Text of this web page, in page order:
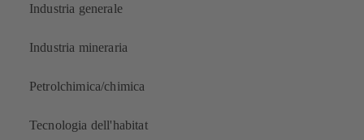
Industria generale
Industria mineraria
Petrolchimica/chimica
Tecnologia dell'habitat